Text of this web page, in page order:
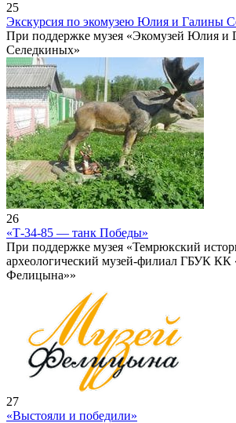
25
Экскурсия по экомузею Юлия и Галины
При поддержке музея «Экомузей Юлия и
Селедкиных»
26
«Т-34-85 — танк Победы»
При поддержке музея «Темрюкский
археологический музей-филиал ГБУК
Фелицына»»
27
«Выстояли и победили»